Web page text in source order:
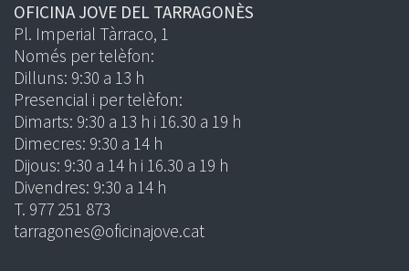
OFICINA JOVE DEL TARRAGONÈS
Pl. Imperial Tàrraco, 1
Només per telèfon:
Dilluns: 9:30 a 13 h
Presencial i per telèfon:
Dimarts: 9:30 a 13 h i 16.30 a 19 h
Dimecres: 9:30 a 14 h
Dijous: 9:30 a 14 h i 16.30 a 19 h
Divendres: 9:30 a 14 h
T. 977 251 873
tarragones@oficinajove.cat